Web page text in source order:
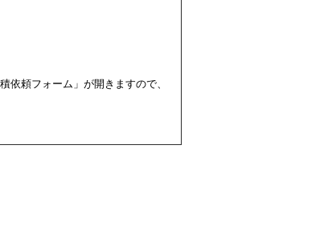
依頼フォーム」が開きますので、